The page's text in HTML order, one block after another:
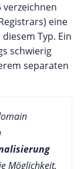
verzeichnen
eine
Typ. Ein
schwierig
separaten
Möglichkeit,